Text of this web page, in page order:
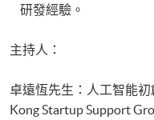
研發經驗。
主持人：
卓遠恆先生：人工智能
Kong Startup Support